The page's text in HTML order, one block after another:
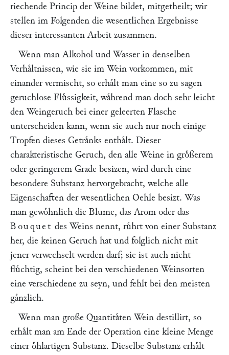
riechende Princip der Weine bildet, mitgetheilt; wir
stellen im Folgenden die wesentlichen Ergebnisse
dieser interessanten Arbeit zusammen.
Wenn man Alkohol und Wasser in denselben
Verhaͤltnissen, wie sie im Wein vorkommen, mit
einander vermischt, so erhaͤlt man eine so zu sagen
geruchlose Fluͤssigkeit, waͤhrend man doch sehr leicht
den Weingeruch bei einer geleerten Flasche
unterscheiden kann, wenn sie auch nur noch einige
Tropfen dieses Getraͤnks enthaͤlt. Dieser
charakteristische Geruch, den alle Weine in groͤßerem
oder geringerem Grade besizen, wird durch eine
besondere Substanz hervorgebracht, welche alle
Eigenschaften der wesentlichen Oehle besizt. Was
man gewoͤhnlich die Blume, das Arom oder das
Bouquet des Weins nennt, ruͤhrt von einer Substanz
her, die keinen Geruch hat und folglich nicht mit
jener verwechselt werden darf; sie ist auch nicht
fluͤchtig, scheint bei den verschiedenen Weinsorten
eine verschiedene zu seyn, und fehlt bei den meisten
gaͤnzlich.
Wenn man große Quantitaͤten Wein destillirt, so
erhaͤlt man am Ende der Operation eine kleine Menge
einer oͤhlartigen Substanz. Dieselbe Substanz erhaͤlt